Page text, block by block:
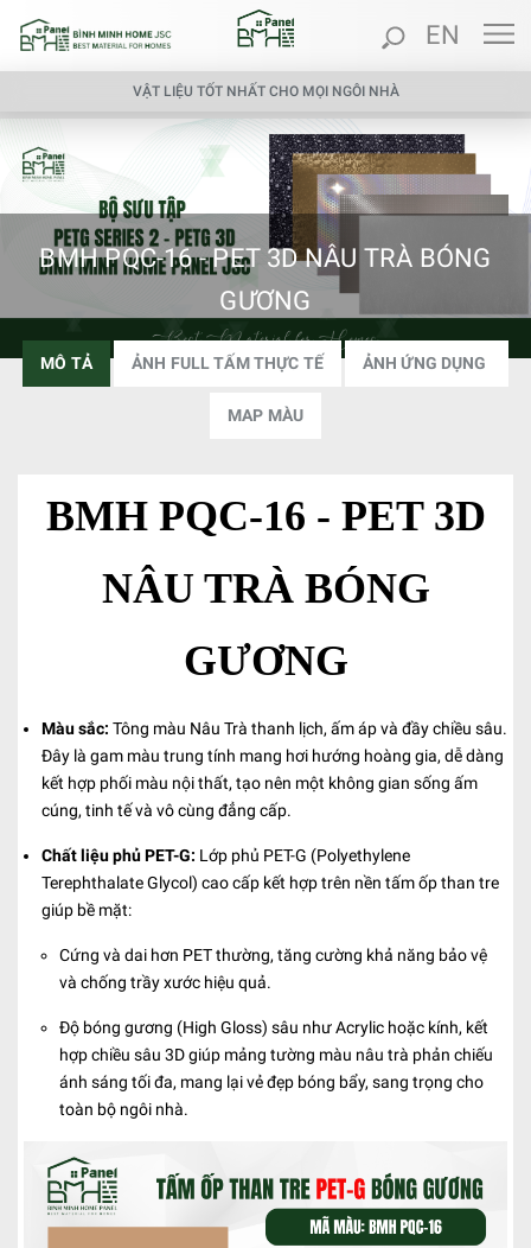
EN
VẬT LIỆU TỐT NHẤT CHO MỌI NGÔI NHÀ
BMH PQC-16 - PET 3D NÂU TRÀ BÓNG
GƯƠNG
MÔ TẢ ẢNH FULL TẤM THỰC TẾ ẢNH ỨNG DỤNG
MAP MÀU
BMH PQC-16 - PET 3D
NÂU TRÀ BÓNG
GƯƠNG
Màu sắc: Tông màu Nâu Trà thanh lịch, ấm áp và đầy chiều sâu.
Đây là gam màu trung tính mang hơi hướng hoàng gia, dễ dàng
kết hợp phối màu nội thất, tạo nên một không gian sống ấm
cúng, tinh tế và vô cùng đẳng cấp.
Chất liệu phủ PET-G: Lớp phủ PET-G (Polyethylene
Terephthalate Glycol) cao cấp kết hợp trên nền tấm ốp than tre
giúp bề mặt:
Cứng và dai hơn PET thường, tăng cường khả năng bảo vệ
và chống trầy xước hiệu quả.
Độ bóng gương (High Gloss) sâu như Acrylic hoặc kính, kết
hợp chiều sâu 3D giúp mảng tường màu nâu trà phản chiếu
ánh sáng tối đa, mang lại vẻ đẹp bóng bẩy, sang trọng cho
toàn bộ ngôi nhà.